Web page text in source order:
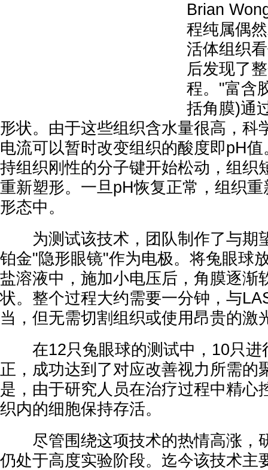
Brian
程纯属偶
活体组织
后发现了
程。"富含
括角膜)通
形状。由于这些组织含水量很高，科
电流可以暂时改变组织的酸度即pH
持组织刚性的分子键开始松动，组织
重新塑形。一旦pH恢复正常，组织
形态中。
为测试该技术，团队制作了与期
铂金"隐形眼镜"作为电极。将兔眼球
盐溶液中，施加小电压后，角膜逐渐
状。整个过程大约需要一分钟，与
当，但无需切割组织或使用昂贵的激
在12只兔眼球的测试中，10只进
正，成功达到了对应改善视力所需的
是，由于研究人员在治疗过程中精心
织内的细胞保持存活。
尽管围绕这项技术的热情高涨，
仍处于高度实验阶段。迄今该技术主